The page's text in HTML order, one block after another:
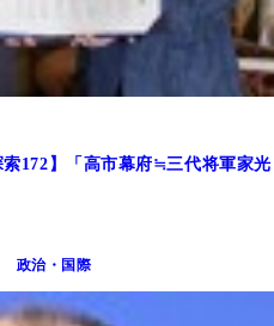
索172】「高市幕府≒三代将軍家光
政治・国際